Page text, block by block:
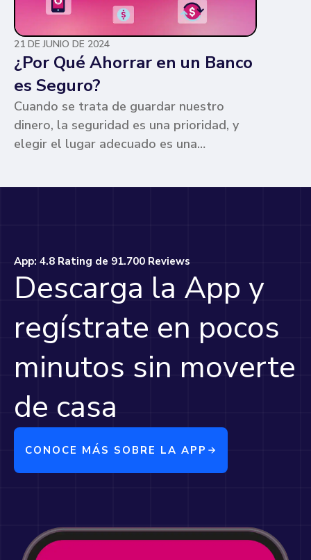
21 DE JUNIO DE 2024
¿Por Qué Ahorrar en un Banco
es Seguro?
Cuando se trata de guardar nuestro
dinero, la seguridad es una prioridad, y
elegir el lugar adecuado es una
App: 4.8 Rating de 91.700 Reviews
Descarga la App y
regístrate en pocos
minutos sin moverte
de casa
CONOCE MÁS SOBRE LA APP